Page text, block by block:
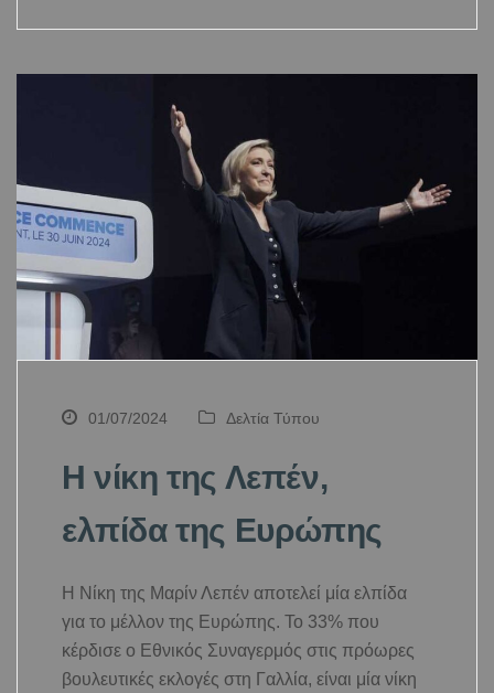
01/07/2024 Δελτία Τύπου
Η νίκη της Λεπέν,
ελπίδα της Ευρώπης
Η Νίκη της Μαρίν Λεπέν αποτελεί μία ελπίδα
για το μέλλον της Ευρώπης. Το 33% που
κέρδισε ο Εθνικός Συναγερμός στις πρόωρες
βουλευτικές εκλογές στη Γαλλία, είναι μία νίκη